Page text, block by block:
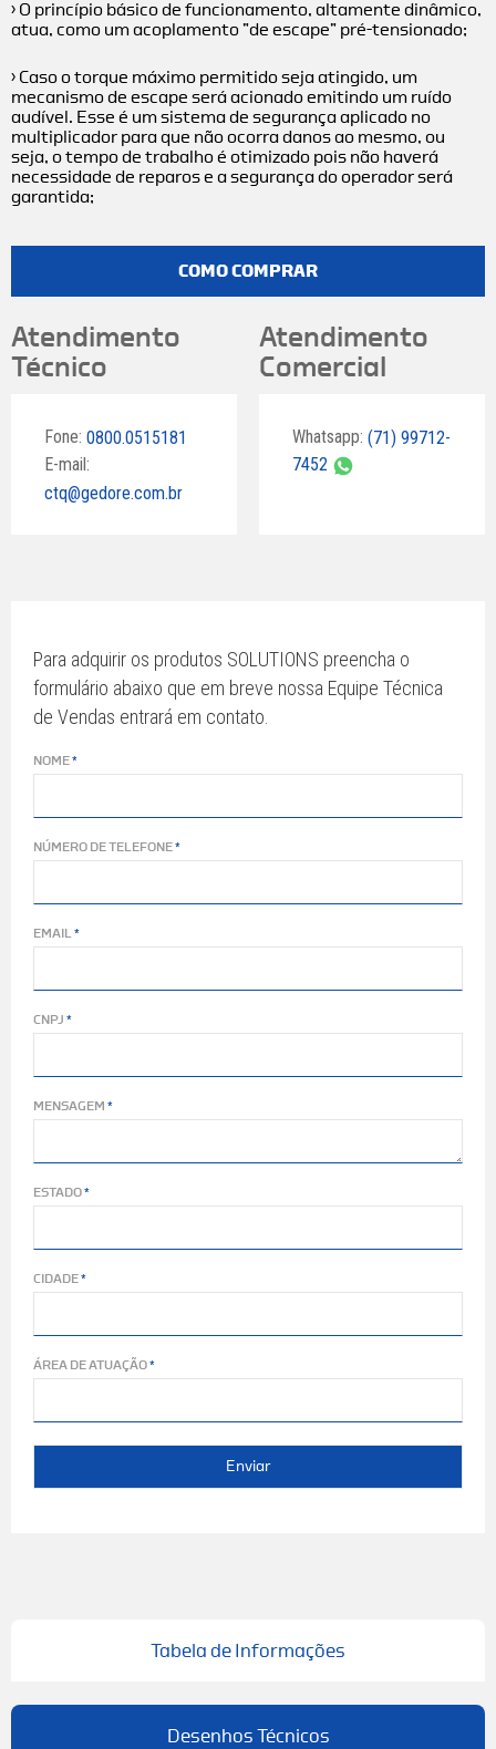
› O princípio básico de funcionamento, altamente dinâmico,
atua, como um acoplamento ”de escape” pré-tensionado;
› Caso o torque máximo permitido seja atingido, um
mecanismo de escape será acionado emitindo um ruído
audível. Esse é um sistema de segurança aplicado no
multiplicador para que não ocorra danos ao mesmo, ou
seja, o tempo de trabalho é otimizado pois não haverá
necessidade de reparos e a segurança do operador será
garantida;
COMO COMPRAR
Atendimento
Técnico
Fone: 0800.0515181
E-mail:
ctq@gedore.com.br
Atendimento
Comercial
Whatsapp: (71) 99712-
7452
Para adquirir os produtos SOLUTIONS preencha o
formulário abaixo que em breve nossa Equipe Técnica
de Vendas entrará em contato.
NOME
NÚMERO DE TELEFONE
EMAIL
CNPJ
MENSAGEM
ESTADO
CIDADE
ÁREA DE ATUAÇÃO
Enviar
Tabela de Informações
Desenhos Técnicos